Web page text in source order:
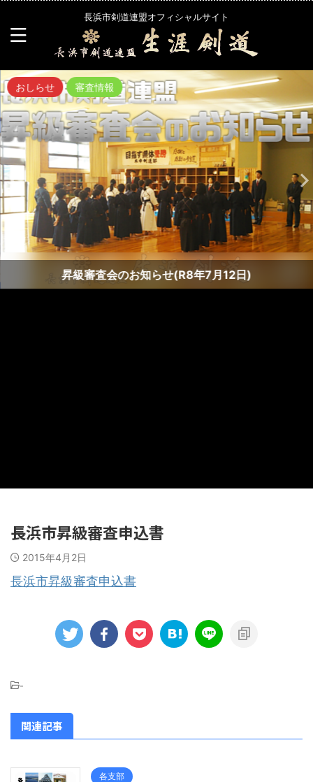
長浜市剣道連盟オフィシャルサイト
おしらせ 審査情報
昇級審査会のお知らせ(R8年7月12日)
長浜市昇級審査申込書
2015年4月2日
長浜市昇級審査申込書
-
関連記事
各支部